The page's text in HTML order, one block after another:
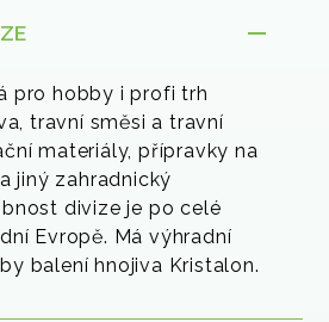
pro hobby i profi trh
travní směsi a travní
materiály, přípravky na
jiný zahradnický
divize je po celé
Evropě. Má výhradní
balení hnojiva Kristalon.